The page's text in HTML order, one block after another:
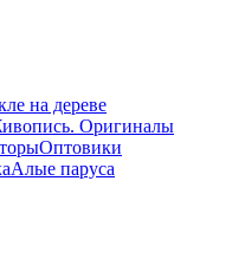
на дереве
Оригиналы
Оптовики
Алые паруса